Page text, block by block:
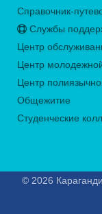
Справочник-
Службы
Центр
Центр
Центр
Общежитие
Студенческие
© 2026